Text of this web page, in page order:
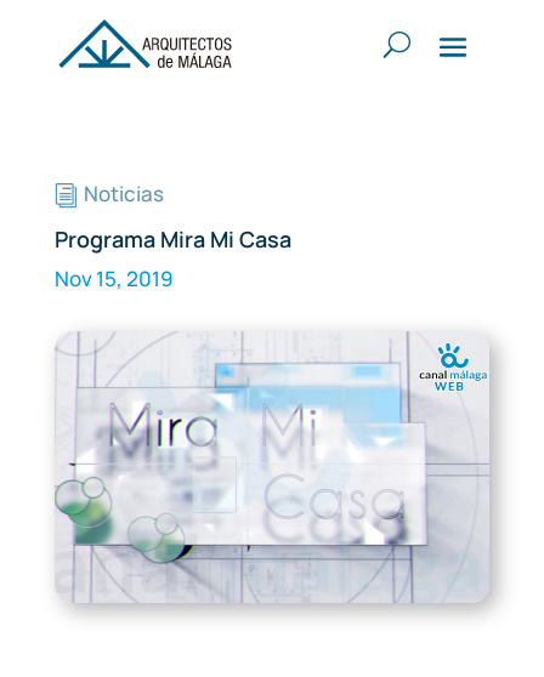
i Noticias
Programa Mira Mi Casa
Nov 15, 2019